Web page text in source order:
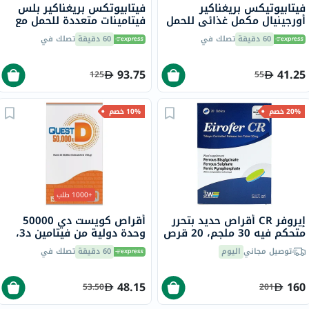
فيتابيوتيكس بريغناكير
أورجينيال مكمل غذائي للحمل
مع حمض الفوليك والحديد، 30
قرص 60 دقيقة تصلك في
41.25
55
فيتابيوتكس بريغناكير بلس
فيتامينات متعددة للحمل مع
حمض الفوليك وحمض
الدوكوساهيكسانويك حزمة
كبسولة
60 دقيقة تصلك في
93.75
125
20% خصم
إيروفر CR أقراص حديد بتحرر
متحكم فيه 30 ملجم، 20 قرص
توصيل مجاني اليوم
160
201
10% خصم
+1000 طلب
أقراص كويست دي 50000
وحدة دولية من فيتامين د3،
15 قرص 60 دقيقة تصلك في
48.15
53.50